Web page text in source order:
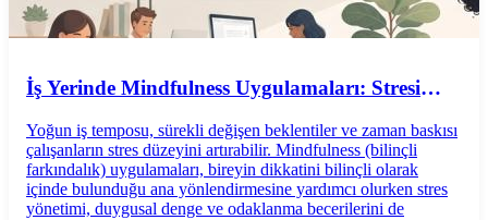
İş Yerinde Mindfulness Uygulamaları: Stresi
Yolları
Yoğun iş temposu, sürekli değişen beklentiler ve zaman baskısı
çalışanların stres düzeyini artırabilir. Mindfulness (bilinçli
farkındalık) uygulamaları, bireyin dikkatini bilinçli olarak
içinde bulunduğu ana yönlendirmesine yardımcı olurken stres
yönetimi, duygusal denge ve odaklanma becerilerini de